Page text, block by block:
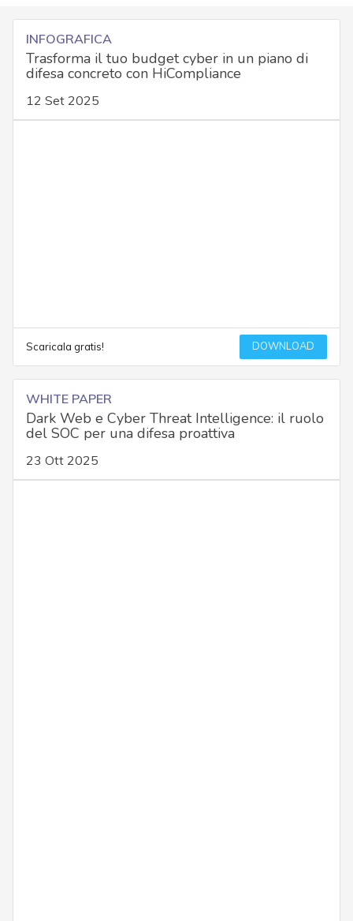
INFOGRAFICA
Trasforma il tuo budget cyber in un piano di
difesa concreto con HiCompliance
12 Set 2025
Scaricala gratis! DOWNLOAD
WHITE PAPER
Dark Web e Cyber Threat Intelligence: il ruolo
del SOC per una difesa proattiva
23 Ott 2025